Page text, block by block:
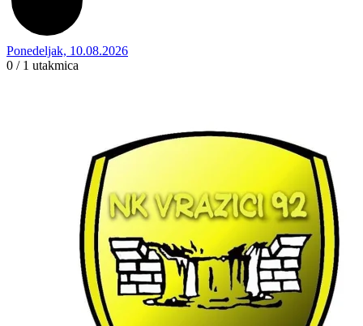
Ponedeljak, 10.08.2026
0 / 1 utakmica